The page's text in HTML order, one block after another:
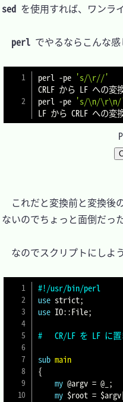
sed を使用すれば、ワンラ
perl でやるならこんな感
perl -pe 's/\r//'
CRLF から LF への変
perl -pe 's/\n/
これだと変換前と変換後
ないのでちょっと面倒だっ
なのでスクリプトにしよ
#!/usr/bin/perl
use strict;
use IO::File;
#	CR/LF を LF に
sub main
{
my @argv = @_ ;
my $root = $argv